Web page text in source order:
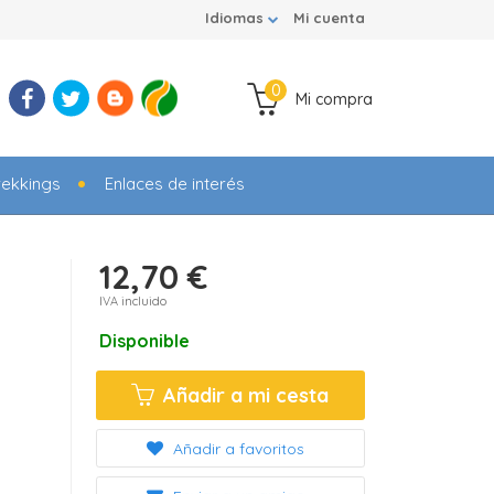
Mi cuenta
Idiomas
Mi compra
0
Enlaces de interés
12,70 €
IVA incluido
Disponible
Añadir a mi cesta
Añadir a favoritos